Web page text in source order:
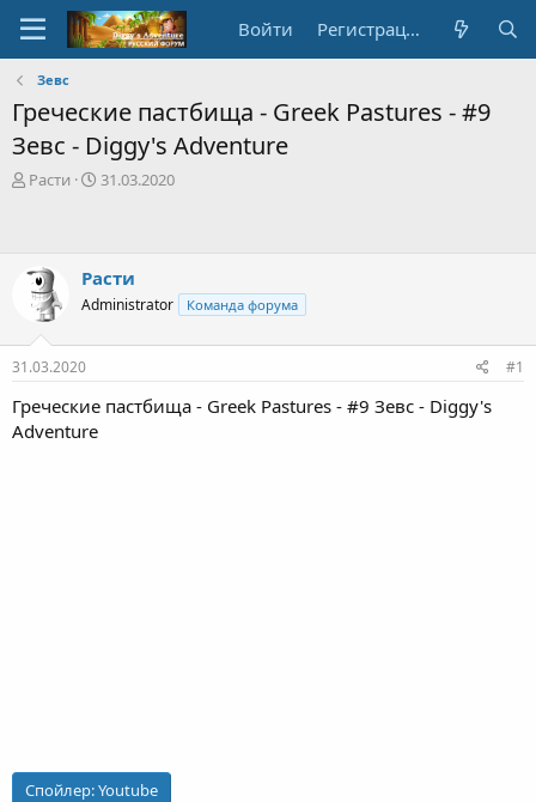
Войти Регистрация
Зевс
Греческие пастбища - Greek Pastures - #9
Зевс - Diggy's Adventure
А
т
е
м
ы
Расти
Д
о
з
а
я
31.03.2020
Расти
Administrator Команда форума
31.03.2020 #1
Греческие пастбища - Greek Pastures - #9 Зевс - Diggy's
Adventure
Спойлер:Youtube